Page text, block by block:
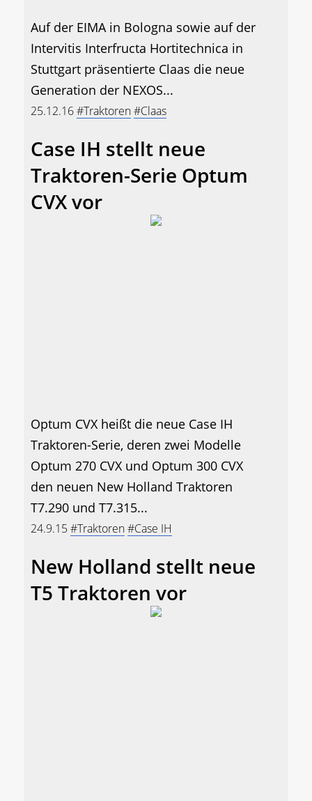
Auf der EIMA in Bologna sowie auf der
Intervitis Interfructa Hortitechnica in
Stuttgart präsentierte Claas die neue
Generation der NEXOS...
25.12.16#Traktoren#Claas
Case IH stellt neue
Traktoren-Serie Optum
CVX vor
Optum CVX heißt die neue Case IH
Traktoren-Serie, deren zwei Modelle
Optum 270 CVX und Optum 300 CVX
den neuen New Holland Traktoren
T7.290 und T7.315...
24.9.15#Traktoren#Case IH
New Holland stellt neue
T5 Traktoren vor